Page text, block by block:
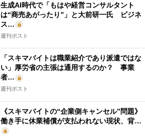
生成AI時代で「もはや経営コンサルタント
は“商売あがったり”」と大前研一氏 ビジネ
ス…
週刊ポスト
「スキマバイトは職業紹介であり派遣ではな
い」厚労省の主張は通用するのか？ 事業
者…
週刊ポスト
《スキマバイトの“企業側キャンセル”問題》
働き手に休業補償が支払われない現状、背…